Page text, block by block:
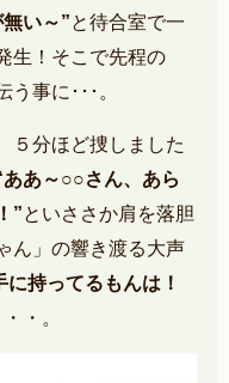
い～”と待合室で一
生！そこで先程の
う事に･･･。
５分ほど捜しました
ああ～○○さん、あら
”といささか肩を落胆
ん」の響き渡る大声
持ってるもんは！
・。